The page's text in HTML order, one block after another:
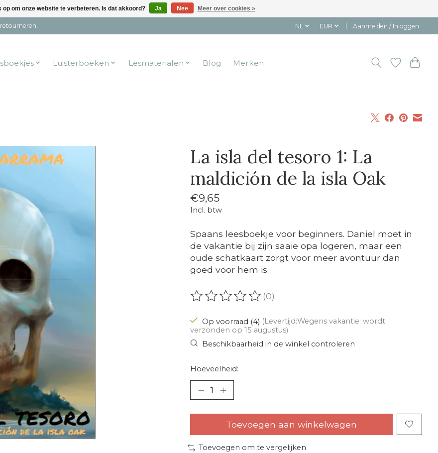
NL EUR Aanmelden / Inloggen
Luisterboeken Lesmaterialen Blog Merken
La isla del tesoro 1: La
maldición de la isla Oak
€9,65
Incl. btw
Spaans leesboekje voor beginners. Daniel moet in
de vakantie bij zijn saaie opa logeren, maar een
oude schatkaart zorgt voor meer avontuur dan
goed voor hem is.
De beoordeling van dit product is
(0)
Op voorraad (4) (Levertijd:Wegens vakantie: wordt
verzonden op 15 augustus)
Beschikbaarheid in de winkel controleren
Hoeveelheid:
Toevoegen aan winkelwagen
Toevoegen om te vergelijken
op om onze website te verbeteren. Is dat akkoord? Ja Nee Meer over cookies »